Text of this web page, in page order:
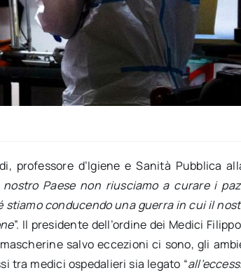
professore d’Igiene e Sanità Pubblica
nostro Paese non riusciamo a curare i
conducendo una guerra in cui il
”. Il presidente dell’ordine dei Medici
salvo eccezioni ci sono, gli
tra medici ospedalieri sia legato “